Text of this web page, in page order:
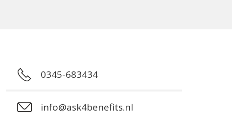
0345-683434
info@ask4benefits.nl